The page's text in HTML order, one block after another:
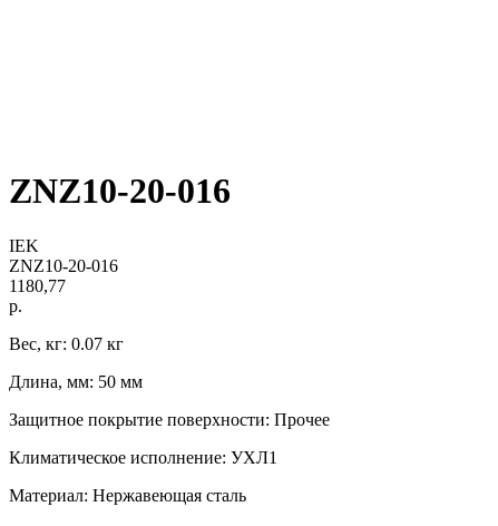
ZNZ10-20-016
IEK
ZNZ10-20-016
1180,77
р.
Вес, кг: 0.07 кг
Длина, мм: 50 мм
Защитное покрытие поверхности: Прочее
Климатическое исполнение: УХЛ1
Материал: Нержавеющая сталь